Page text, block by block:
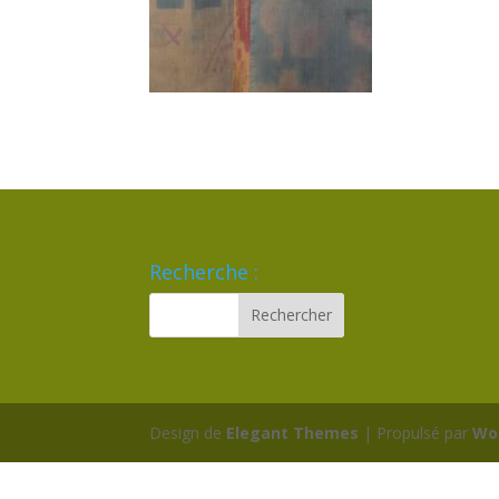
Recherche :
Design de Elegant Themes | Propulsé par